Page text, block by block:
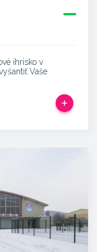
ihrisko v
Vaše